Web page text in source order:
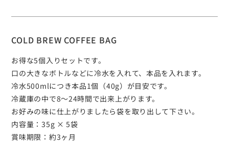
COLD BREW COFFEE BAG
お得な5個入りセットです。
口の大きなボトルなどに冷水を入れて、本品を入れます。
冷水500mlにつき本品1個（40g）が目安です。
冷蔵庫の中で8〜24時間で出来上がります。
お好みの味に仕上がりましたら袋を取り出して下さい。
内容量：35g × 5袋
賞味期限：約3ヶ月